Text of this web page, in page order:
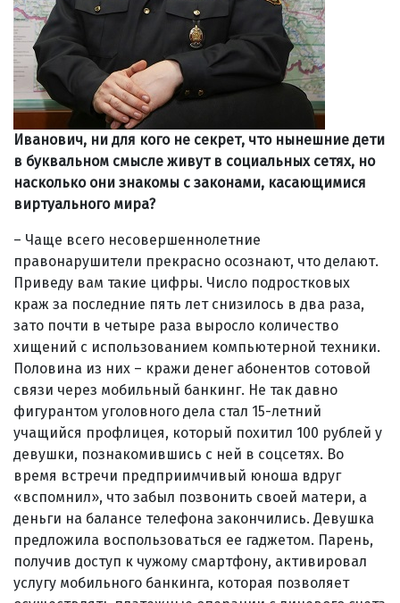
Иванович, ни для кого не секрет, что нынешние дети
в буквальном смысле живут в социальных сетях, но
насколько они знакомы с законами, касающимися
виртуального мира?
– Чаще всего несовершеннолетние
правонарушители прекрасно осознают, что делают.
Приведу вам такие цифры. Число подростковых
краж за последние пять лет снизилось в два раза,
зато почти в четыре раза выросло количество
хищений с использованием компьютерной техники.
Половина из них – кражи денег абонентов сотовой
связи через мобильный банкинг. Не так давно
фигурантом уголовного дела стал 15-летний
учащийся профлицея, который похитил 100 рублей у
девушки, познакомившись с ней в соцсетях. Во
время встречи предприимчивый юноша вдруг
«вспомнил», что забыл позвонить своей матери, а
деньги на балансе телефона закончились. Девушка
предложила воспользоваться ее гаджетом. Парень,
получив доступ к чужому смартфону, активировал
услугу мобильного банкинга, которая позволяет